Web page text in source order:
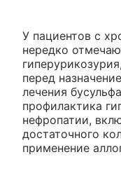
У пациентов с
нередко
перед
лечения
профилактика
нефропатии,
достаточного
применение